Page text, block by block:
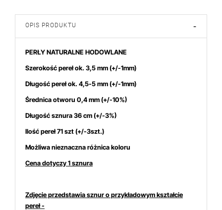
OPIS PRODUKTU -
PERŁY NATURALNE HODOWLANE
Szerokość pereł ok. 3,5mm(+/-1mm)
Długość pereł ok. 4,5-5 mm (+/-1mm)
Średnica otworu 0,4 mm (+/-10%)
Długość sznura 36 cm (+/-3%)
Ilość pereł 71 szt (+/-3szt.)
Możliwa nieznaczna różnica koloru
Cena dotyczy 1 sznura
Zdjęcie przedstawia sznur o przykładowym kształcie
pereł -